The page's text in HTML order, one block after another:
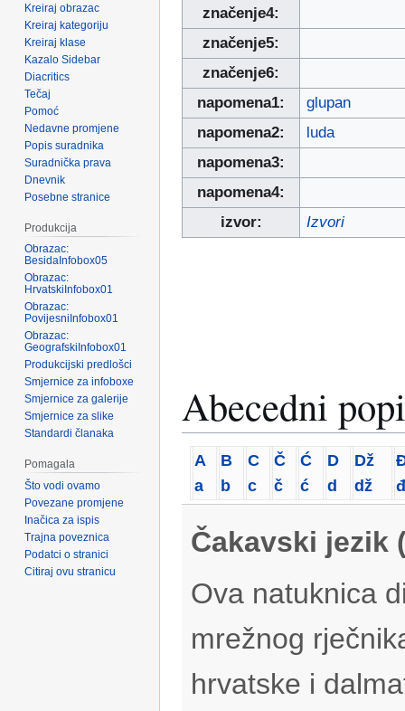
značenje4:
značenje5:
značenje6:
napomena1:
glupan
napomena2:
luda
napomena3:
napomena4:
izvor:
Izvori
Abecedni
A
a
B
b
C
c
Č
č
Ć
ć
D
d
Dž
dž
đ
Čakavski jezik
Ova natuknica
mrežnog
hrvatske i
Kreiraj obrazac
Kreiraj kategoriju
Kreiraj klase
Kazalo Sidebar
Diacritics
Tečaj
Pomoć
Nedavne promjene
Popis suradnika
Suradnička prava
Dnevnik
Posebne stranice
Produkcija
Obrazac:
BesidaInfobox05
Obrazac:
HrvatskiInfobox01
Obrazac:
PovijesniInfobox01
Obrazac:
GeografskiInfobox01
Produkcijski predlošci
Smjernice za infoboxe
Smjernice za galerije
Smjernice za slike
Standardi članaka
Pomagala
Što vodi ovamo
Povezane promjene
Inačica za ispis
Trajna poveznica
Podatci o stranici
Citiraj ovu stranicu